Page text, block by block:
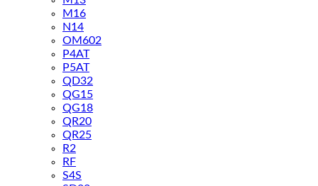
M16
N14
OM602
P4AT
P5AT
QD32
QG15
QG18
QR20
QR25
R2
RF
S4S